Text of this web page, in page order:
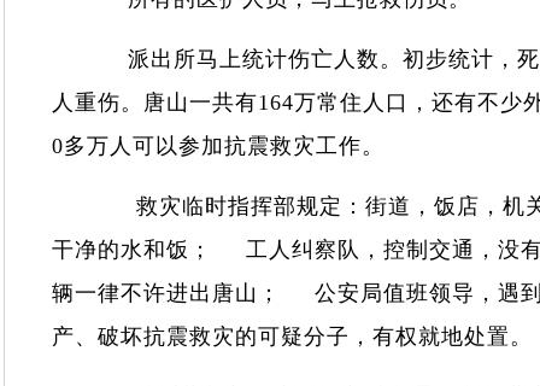
派出所马上统计伤亡人数。初步统计，死
人重伤。唐山一共有164万常住人口，还有不少
0多万人可以参加抗震救灾工作。
救灾临时指挥部规定：街道，饭店，机关
干净的水和饭； 工人纠察队，控制交通，没
辆一律不许进出唐山； 公安局值班领导，遇
产、破坏抗震救灾的可疑分子，有权就地处置